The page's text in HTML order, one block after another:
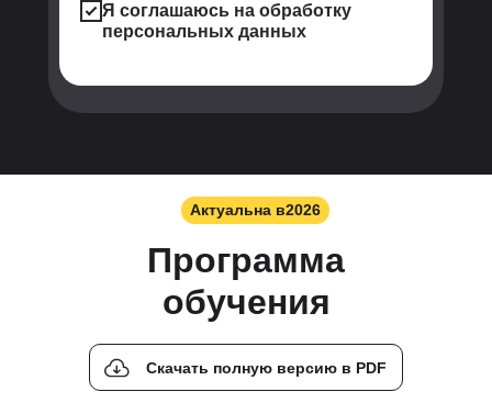
Я соглашаюсь на обработку
персональных данных
Программа
обучения
Скачать полную версию в PDF
Актуальна в2026